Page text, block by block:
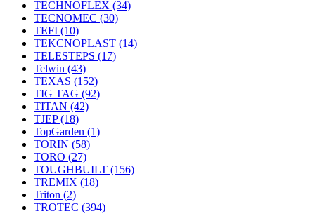
TECHNOFLEX (34)
TECNOMEC (30)
TEFI (10)
TEKCNOPLAST (14)
TELESTEPS (17)
Telwin (43)
TEXAS (152)
TIG TAG (92)
TITAN (42)
TJEP(18)
TopGarden (1)
TORIN (58)
TORO (27)
TOUGHBUILT (156)
TREMIX (18)
Triton (2)
TROTEC (394)